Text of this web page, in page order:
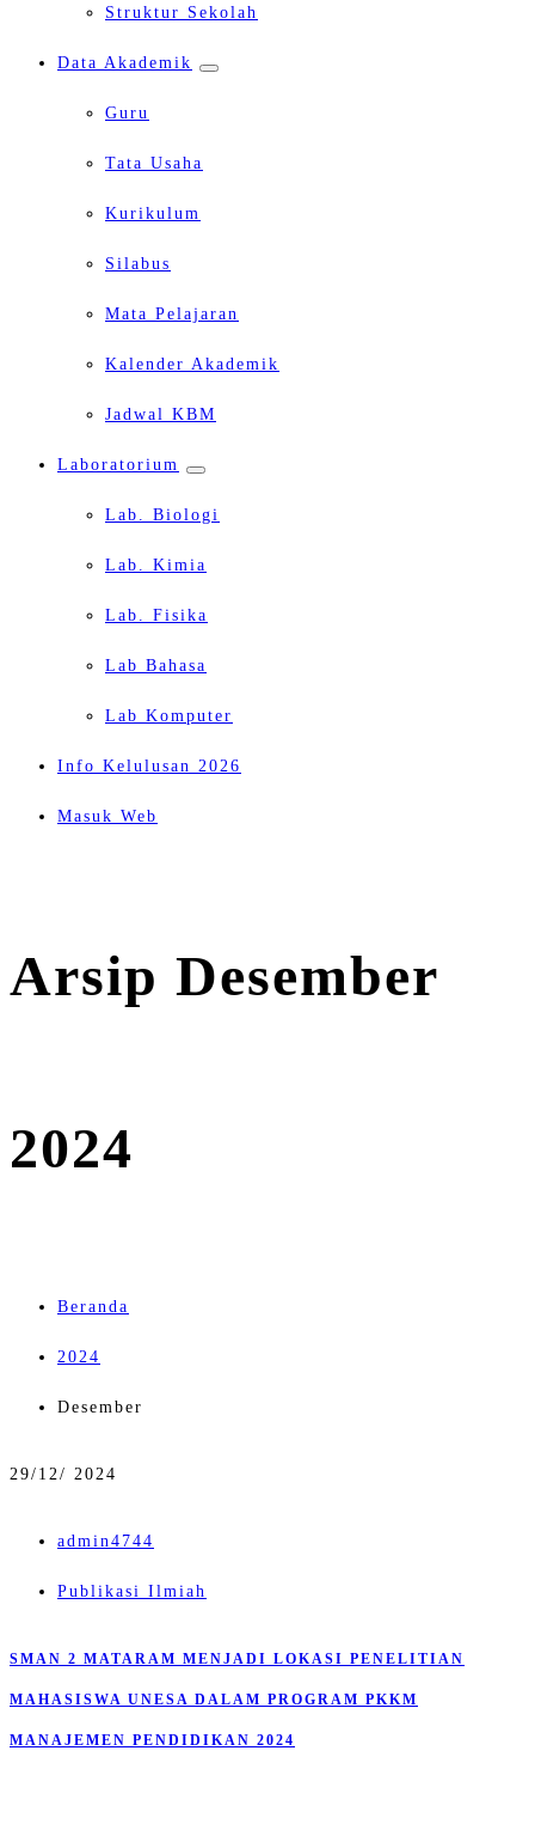
Struktur Sekolah
Data Akademik
Guru
Tata Usaha
Kurikulum
Silabus
Mata Pelajaran
Kalender Akademik
Jadwal KBM
Laboratorium
Lab. Biologi
Lab. Kimia
Lab. Fisika
Lab Bahasa
Lab Komputer
Info Kelulusan 2026
Masuk Web
Arsip Desember
2024
Beranda
2024
Desember
29/ 12/ 2024
admin4744
Publikasi Ilmiah
SMAN 2 MATARAM MENJADI LOKASI PENELITIAN
MAHASISWA UNESA DALAM PROGRAM PKKM
MANAJEMEN PENDIDIKAN 2024